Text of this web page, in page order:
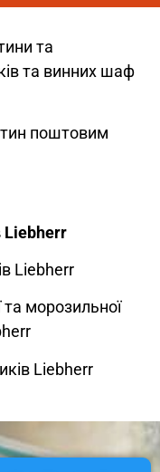
та
та винних шаф
поштовим
Liebherr
Liebherr
морозильної
Liebherr